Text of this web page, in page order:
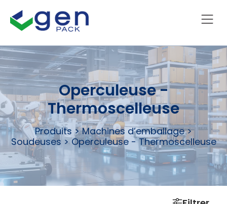
Operculeuse -
Thermoscelleuse
Produits >Machines d’emballage>
Soudeuses >Operculeuse - Thermoscelleuse